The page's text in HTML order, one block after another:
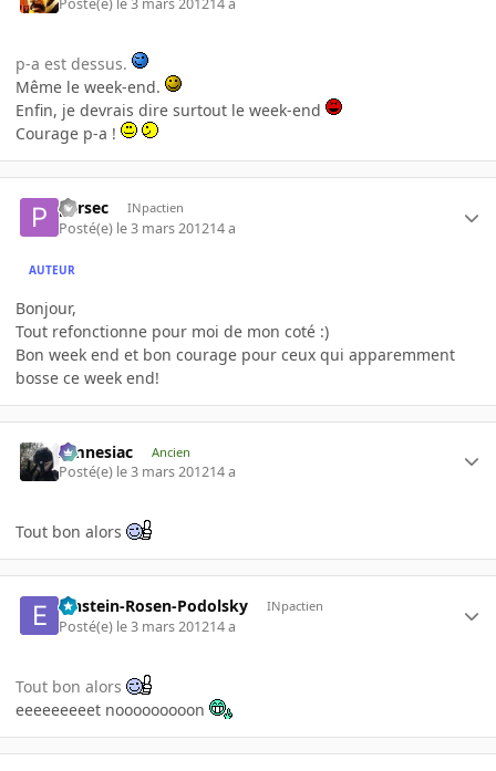
Posté(e) le 3 mars 201214 a
p-a est dessus.
Même le week-end.
Enfin, je devrais dire surtout le week-end
Courage p-a !
parsec INpactien
Posté(e) le 3 mars 201214 a
AUTEUR
Bonjour,
Tout refonctionne pour moi de mon coté :)
Bon week end et bon courage pour ceux qui apparemment
bosse ce week end!
Amnesiac Ancien
Posté(e) le 3 mars 201214 a
Tout bon alors
Einstein-Rosen-Podolsky INpactien
Posté(e) le 3 mars 201214 a
Tout bon alors
eeeeeeeeet nooooooooon